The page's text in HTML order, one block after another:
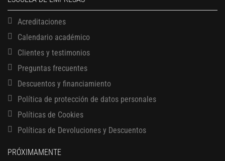
Acreditaciones
Calendario académico
Clientes y testimonios
Preguntas frecuentes
Descuentos y financiamiento
Política de protección de datos personales
Políticas de Cookies
Políticas de Devoluciones y Descuentos
PRÓXIMAMENTE
13 AGOSTO, 2026
17 AGOSTO, 2026